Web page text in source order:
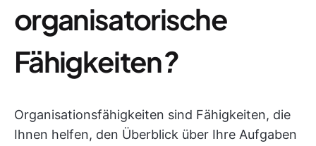
organisatorische
Fähigkeiten?
Organisationsfähigkeiten sind Fähigkeiten, die
Ihnen helfen, den Überblick über Ihre Aufgaben